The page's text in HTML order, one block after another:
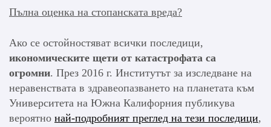
Пълна оценка на стопанската вреда?
Ако се остойностяват всички последици,
икономическите щети от катастрофата са
огромни. През 2016 г. Институтът за изследване на
неравенствата в здравеопазването на планетата към
Университета на Южна Калифорния публикува
вероятно най-подробният преглед на тези последици,